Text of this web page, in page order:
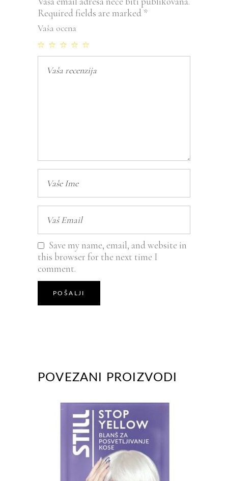
Required fields are marked *
Vaša ocena
Save my name, email, and website in
this browser for the next time I
comment.
POVEZANI PROIZVODI